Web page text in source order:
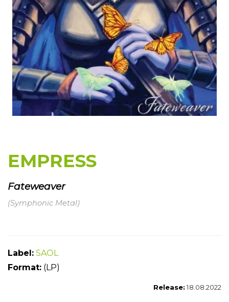
EMPRESS
Fateweaver
(Symphonic Metal)
Label: SAOL
Format: (LP)
Release:18.08.2022